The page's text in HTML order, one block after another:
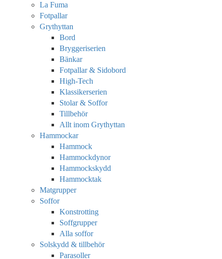
La Fuma
Fotpallar
Grythyttan
Bord
Bryggeriserien
Bänkar
Fotpallar & Sidobord
High-Tech
Klassikerserien
Stolar & Soffor
Tillbehör
Allt inom Grythyttan
Hammockar
Hammock
Hammockdynor
Hammockskydd
Hammocktak
Matgrupper
Soffor
Konstrotting
Soffgrupper
Alla soffor
Solskydd & tillbehör
Parasoller